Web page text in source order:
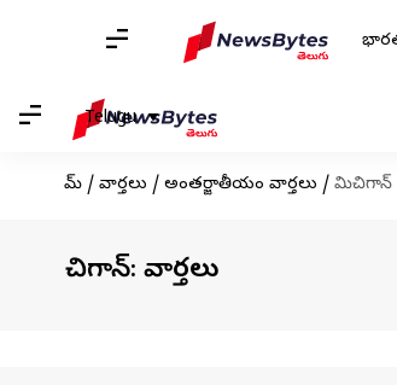
Telugu
హోమ్ / వార్తలు / అంతర్జాతీయం వార్తలు / మిచిగాన్
మిచిగాన్: వార్తలు